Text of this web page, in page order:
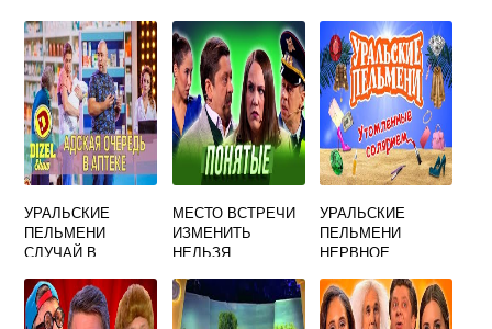
УРАЛЬСКИЕ
ПЕЛЬМЕНИ
СЛУЧАЙ В
МЕСТО ВСТРЕЧИ
ИЗМЕНИТЬ
НЕЛЬЗЯ
ПЕЛЬМЕНИ
УРАЛЬСКИЕ
ПЕЛЬМЕНИ
НЕРВНОЕ